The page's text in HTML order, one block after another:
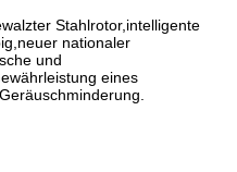
Stahlrotor,intelligente
nationaler
und
eines